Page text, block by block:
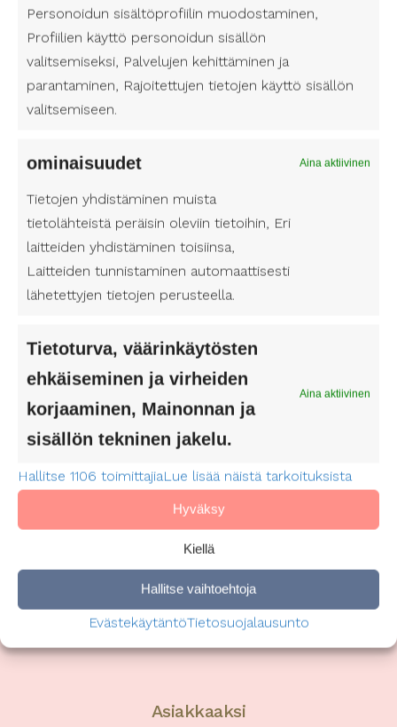
Personoidun sisältöprofiilin muodostaminen,
Profiilien käyttö personoidun sisällön
valitsemiseksi, Palvelujen kehittäminen ja
parantaminen, Rajoitettujen tietojen käyttö sisällön
valitsemiseen.
ominaisuudet Aina aktiivinen
Tietojen yhdistäminen muista
tietolähteistä peräisin oleviin tietoihin, Eri
laitteiden yhdistäminen toisiinsa,
Laitteiden tunnistaminen automaattisesti
lähetettyjen tietojen perusteella.
Tietoturva, väärinkäytösten
ehkäiseminen ja virheiden
korjaaminen, Mainonnan ja
sisällön tekninen jakelu.
Aina aktiivinen
Hallitse 1106 toimittajiaLue lisää näistä tarkoituksista
Hyväksy
Kiellä
Hallitse vaihtoehtoja
EvästekäytäntöTietosuojalausunto
kirjastot ovat viihtyisiä ajanviettoon tarkoitettuja
julkisia tiloja, joissa voi rauhassa lukea lehteä,
käyttää tietokonetta tai tutustua kirjoihin.
Avustaja voi myös auttaa sinua kirjojen
lainaamisessa, jolloin teoksia saa rauhassa
selailla kotona omaan tahtiin. Mikäli sinulla ei
kirjastosta kirjastonhoitajalta.
Suomen Avustajapalvelut on tukenasi kaikissa
arjen tilanteissa ja tapahtumissa, jotta jokainen
saisi elää oman näköistään elämää. Myös
lukeminen on harrastus, joka kuuluu kaikille, ja
siksi on tärkeää lisätä tietoisuutta
Asiakkaaksi